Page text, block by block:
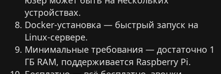
устройствах.
Docker-установка — быстрый запуск на
Linux-сервере.
Минимальные требования — достаточно 1
ГБ RAM, поддерживается Raspberry Pi.